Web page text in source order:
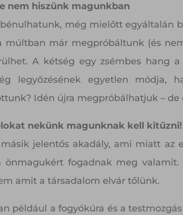
nem hiszünk magunkban
még mielőtt egyáltalán
múltban már megpróbáltunk (és
A kétség egy zsémbes hang
legyőzésének egyetlen módja,
Idén újra megpróbálhatjuk – de
nekünk magunknak kell kitűzni!
másik jelentős akadály, ami miatt az
önmagukért fogadnak meg
amit a társadalom elvár tőlünk.
például a fogyókúra és a